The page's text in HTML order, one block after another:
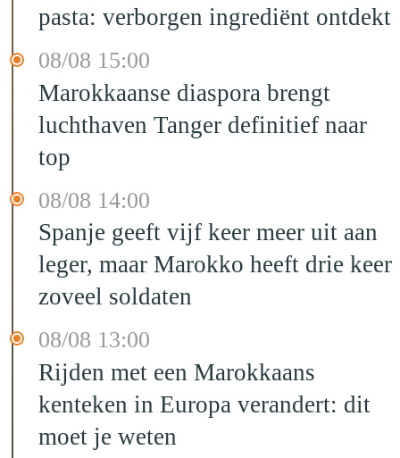
pasta: verborgen ingrediënt ontdekt
08/08 15:00
Marokkaanse diaspora brengt
luchthaven Tanger definitief naar
top
08/08 14:00
Spanje geeft vijf keer meer uit aan
leger, maar Marokko heeft drie keer
zoveel soldaten
08/08 13:00
Rijden met een Marokkaans
kenteken in Europa verandert: dit
moet je weten